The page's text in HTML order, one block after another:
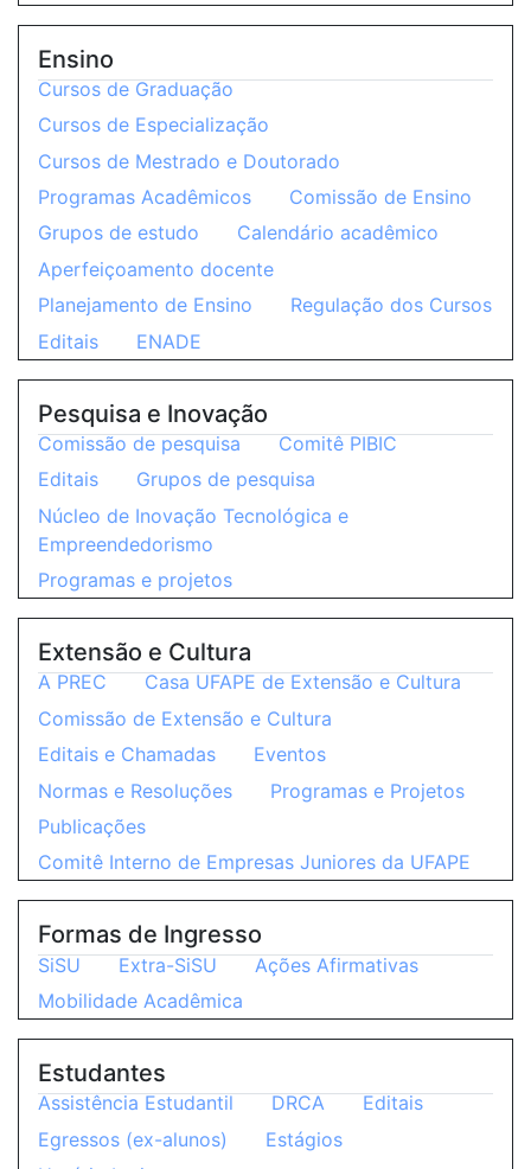
Ensino
Cursos de Graduação
Cursos de Especialização
Cursos de Mestrado e Doutorado
Programas Acadêmicos
Comissão de Ensino
Grupos de estudo
Calendário acadêmico
Aperfeiçoamento docente
Planejamento de Ensino
Regulação dos Cursos
Editais
ENADE
Pesquisa e Inovação
Comissão de pesquisa
Comitê PIBIC
Editais
Grupos de pesquisa
Núcleo de Inovação Tecnológica e
Empreendedorismo
Programas e projetos
Extensão e Cultura
A PREC
Casa UFAPE de Extensão e Cultura
Comissão de Extensão e Cultura
Editais e Chamadas
Eventos
Normas e Resoluções
Programas e Projetos
Publicações
Comitê Interno de Empresas Juniores da UFAPE
Formas de Ingresso
SiSU Extra-SiSU
Ações Afirmativas
Mobilidade Acadêmica
Estudantes
Assistência Estudantil DRCA
Editais
Egressos (ex-alunos)
Estágios